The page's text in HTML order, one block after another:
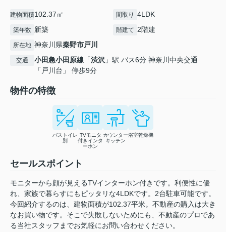
建物面積102.37㎡ 間取り 4LDK
築年数 新築 階建て 2階建
所在地 神奈川県秦野市戸川
交通 小田急小田原線 「渋沢 」駅 バス6分 神奈川中央交通
「戸川台」 停歩9分
物件の特徴
バストイレ
別
TVモニタ
付きインタ
ーホン
カウンター
キッチン
浴室乾燥機
セールスポイント
モニターから顔が見えるTVインターホン付きです。利便性に優
れ、家族で暮らすにもピッタリな4LDKです。2台駐車可能です。
今回紹介するのは、建物面積が102.37平米。不動産の購入は大き
なお買い物です。そこで失敗しないためにも、不動産のプロであ
る当社スタッフまでお気軽にお問い合わせください。